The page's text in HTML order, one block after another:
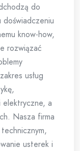
do
know-how,
rozwiązać
usług
elektryczne, a
Nasza firma
usterek i